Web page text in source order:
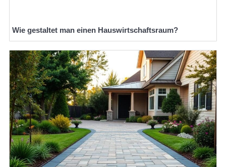
Wie gestaltet man einen Hauswirtschaftsraum?